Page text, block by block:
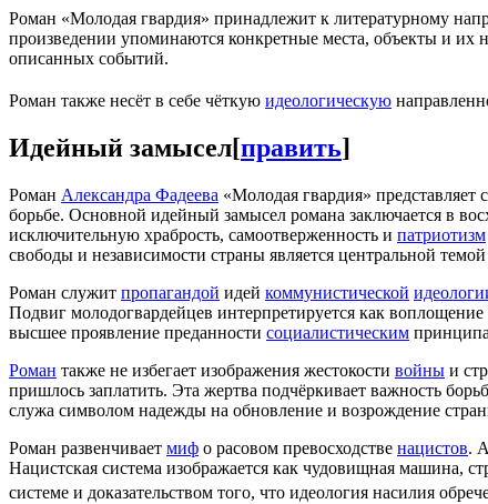
Роман «Молодая гвардия» принадлежит к литературному
произведении упоминаются конкретные места, объекты и их
описанных событий.
Роман также несёт в себе чёткую идеологическую
Идейный замысел[править]
Роман Александра Фадеева «Молодая гвардия»
борьбе. Основной идейный замысел романа заключается в
исключительную храбрость, самоотверженность и патриотизм
свободы и независимости страны является центральной
Роман служит пропагандой идей коммунистической
Подвиг молодогвардейцев интерпретируется как воплощение
высшее проявление преданности социалистическим
Роман также не избегает изображения жестокости войны и
пришлось заплатить. Эта жертва подчёркивает важность
служа символом надежды на обновление и возрождение
Роман развенчивает миф о расовом превосходстве нацистов.
Нацистская система изображается как чудовищная машина,
системе и доказательством того, что идеология насилия